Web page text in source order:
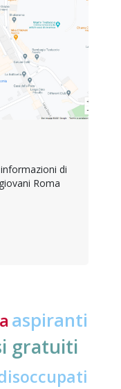
di
Roma
aspiranti
gratuiti